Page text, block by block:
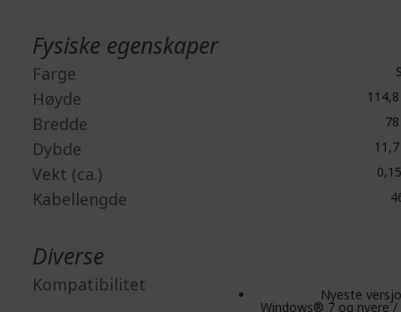
Fysiske egenskaper
Farge
Høyde
Bredde
Dybde
Vekt (ca.)
Kabellengde
Diverse
Kompatibilitet Nyeste
Windows® 7 og nyere /